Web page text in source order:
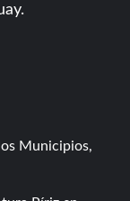
Municipios,